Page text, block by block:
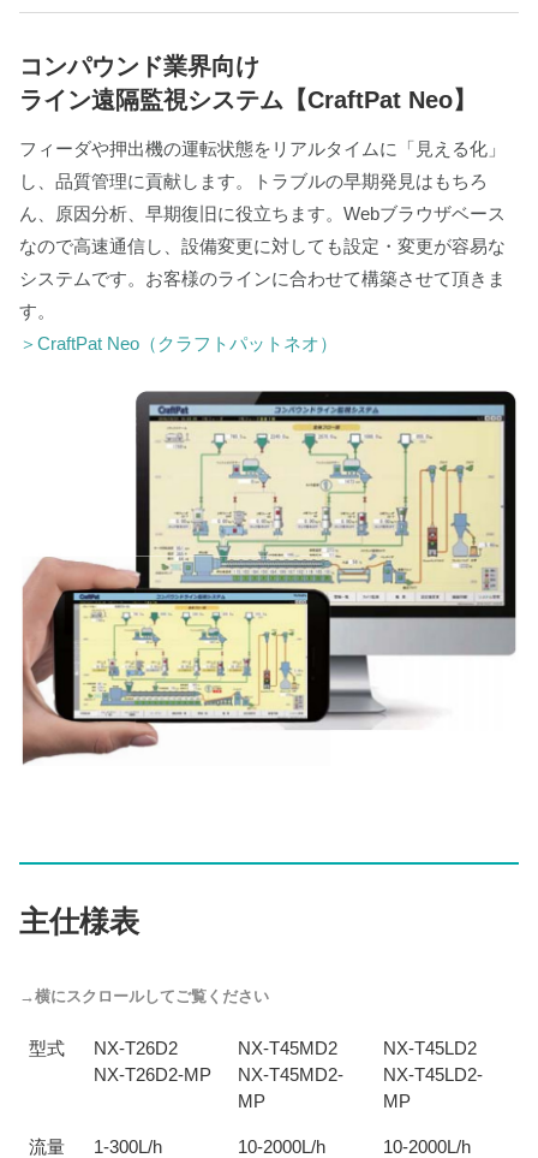
コンパウンド業界向け
ライン遠隔監視システム【CraftPat Neo】
フィーダや押出機の運転状態をリアルタイムに「見える化」
し、品質管理に貢献します。トラブルの早期発見はもちろ
ん、原因分析、早期復旧に役立ちます。Webブラウザベース
なので高速通信し、設備変更に対しても設定・変更が容易な
システムです。お客様のラインに合わせて構築させて頂きま
す。
＞CraftPat Neo（クラフトパットネオ）
主仕様表
型式
NX-T26D2
NX-T26D2-MP
NX-T45MD2
NX-T45MD2-
MP
NX-T45LD2
NX-T45LD2-
MP
流量 1-300L/h 10-2000L/h 10-2000L/h